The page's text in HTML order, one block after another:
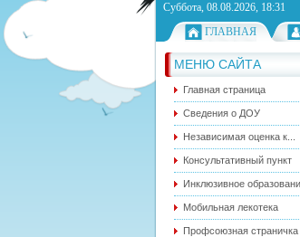
Суббота, 08.08.2026, 18:31
ГЛАВНАЯ
МЕНЮ САЙТА
Главная страница
Сведения о ДОУ
Независимая оценка к...
Консультативный пункт
Инклюзивное
Мобильная лекотека
Профсоюзная страничка